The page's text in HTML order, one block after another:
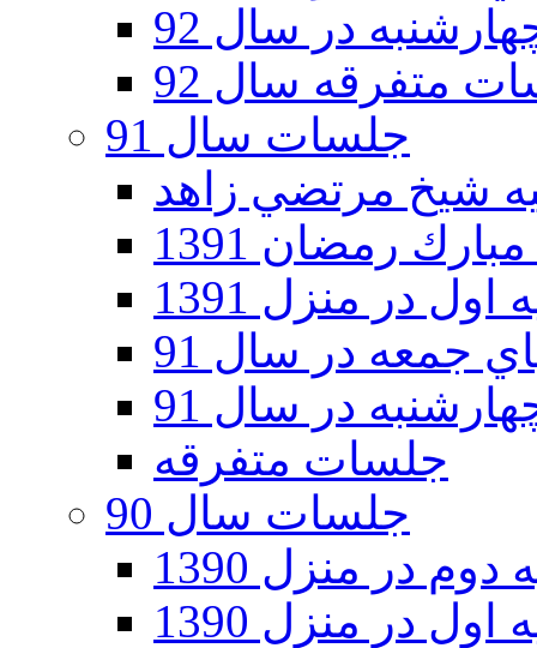
در سال 92
متفرقه سال 92
جلسات سال 91
رمضان 1391
در منزل 1391
جمعه در سال 91
در سال 91
جلسات متفرقه
جلسات سال 90
در منزل 1390
در منزل 1390